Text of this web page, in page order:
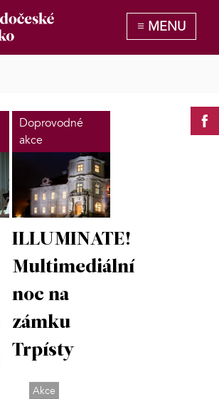
Doprovodné
akce
ILLUMINATE!
Multimediální
noc na
zámku
Trpísty
Akce